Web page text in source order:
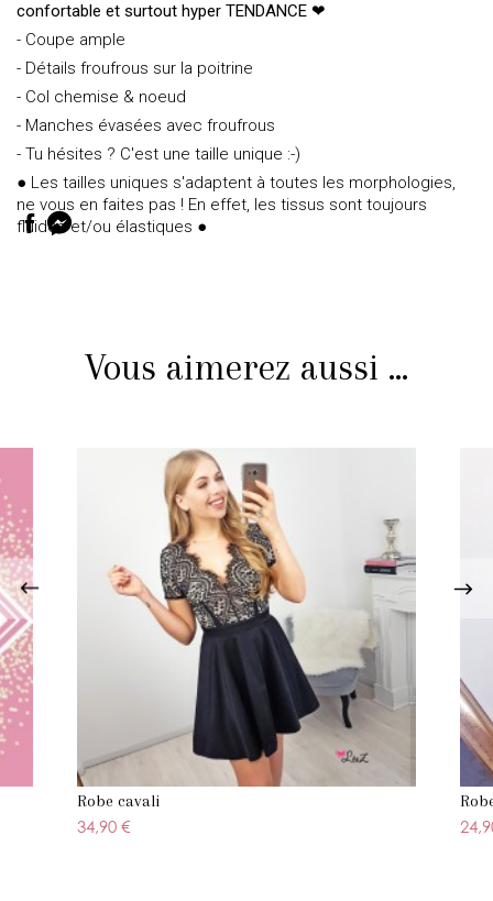
confortable et surtout hyper TENDANCE ❤
- Coupe ample
- Détails froufrous sur la poitrine
- Col chemise & noeud
- Manches évasées avec froufrous
- Tu hésites ? C'est une taille unique :-)
● Les tailles uniques s'adaptent à toutes les morphologies,
ne vous en faites pas ! En effet, les tissus sont toujours
fluides et/ou élastiques ●
Vous aimerez aussi ...
Robe cavali
34,90 €